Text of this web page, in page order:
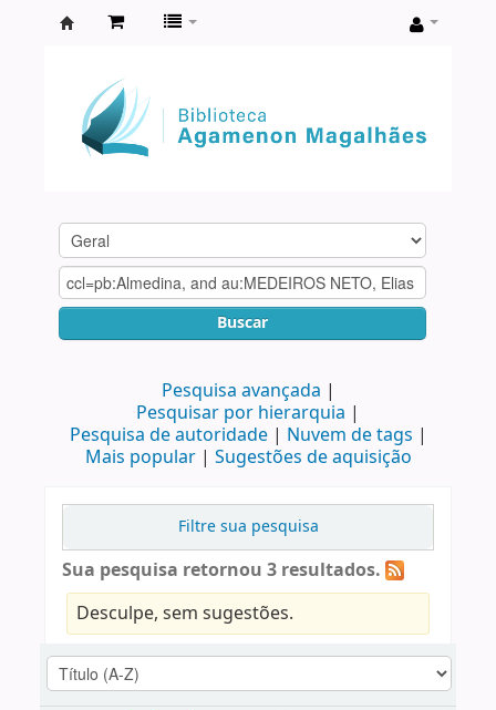
Agamenon
Magalhães
Buscar
Pesquisa avançada
Pesquisar por hierarquia
Pesquisa de autoridade
Nuvem de tags
Mais popular
Sugestões de aquisição
Filtre sua pesquisa
Sua pesquisa retornou 3 resultados.
Desculpe, sem sugestões.